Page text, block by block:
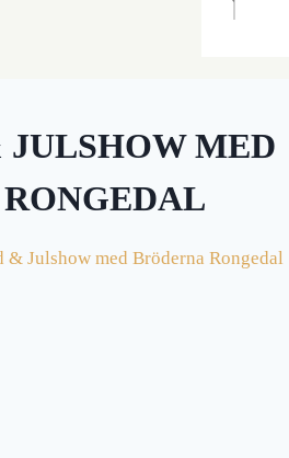
MED
& Julshow med Bröderna Rongedal